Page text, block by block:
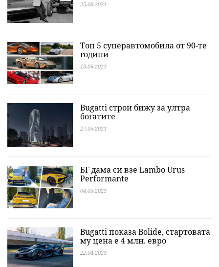
25.08.2023
Топ 5 суперавтомобила от 90-те
години
13.06.2023
Bugatti строи бижу за ултра
богатите
27.05.2023
БГ дама си взе Lambo Urus
Performante
04.05.2023
Bugatti показа Bolide, стартовата
му цена е 4 млн. евро
22.04.2023